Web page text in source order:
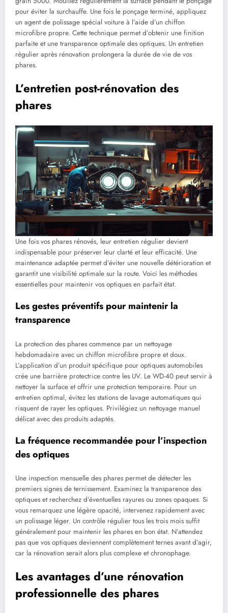
pour éviter la surchauffe. Une fois le ponçage terminé, appliquez
un agent de polissage spécial voiture à l’aide d’un chiffon
microfibre propre. Cette technique permet d’obtenir une finition
parfaite et une transparence optimale des optiques. Un entretien
régulier après rénovation prolongera la durée de vie de vos
phares.
L’entretien post-rénovation des
phares
Une fois vos phares rénovés, leur entretien régulier devient
indispensable pour préserver leur clarté et leur efficacité. Une
maintenance adaptée permet d’éviter une nouvelle détérioration et
garantit une visibilité optimale sur la route. Voici les méthodes
essentielles pour maintenir vos optiques en parfait état.
Les gestes préventifs pour maintenir la
transparence
La protection des phares commence par un nettoyage
hebdomadaire avec un chiffon microfibre propre et doux.
L’application d’un produit spécifique pour optiques automobiles
crée une barrière protectrice contre les UV. Le WD-40 peut servir à
nettoyer la surface et offrir une protection temporaire. Pour un
entretien optimal, évitez les stations de lavage automatiques qui
risquent de rayer les optiques. Privilégiez un nettoyage manuel
délicat avec des produits adaptés.
La fréquence recommandée pour l’inspection
des optiques
Une inspection mensuelle des phares permet de détecter les
premiers signes de ternissement. Examinez la transparence des
optiques et recherchez d’éventuelles rayures ou zones opaques. Si
vous remarquez une légère opacité, intervenez rapidement avec
un polissage léger. Un contrôle régulier tous les trois mois suffit
généralement pour maintenir les phares en bon état. N’attendez
pas que vos optiques deviennent complètement ternes avant d’agir,
car la rénovation serait alors plus complexe et chronophage.
Les avantages d’une rénovation
professionnelle des phares